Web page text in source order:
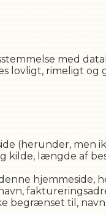
med
lovligt, rimeligt og
(herunder, men
kilde, længde af
hjemmeside,
begrænset til,